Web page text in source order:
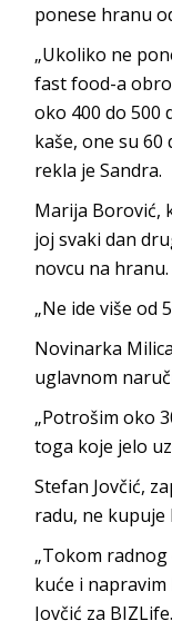
ponese hranu
„Ukoliko ne
fast food-a
oko 400 do 500
kaše, one su 60
rekla je Sandra.
Marija Borović,
joj svaki dan
novcu na hranu.
„Ne ide više od
Novinarka
uglavnom
„Potrošim oko
toga koje jelo
Stefan Jovčić,
radu, ne kupuje
„Tokom
kuće i
Jovčić za BIZLife.